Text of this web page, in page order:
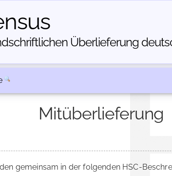
Über­lieferung
Mitüberlieferung
gemeinsam in der folgenden HSC-